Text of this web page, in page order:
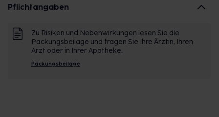
Pflichtangaben
Zu Risiken und Nebenwirkungen lesen Sie die
Packungsbeilage und fragen Sie Ihre Ärztin, Ihren
Arzt oder in Ihrer Apotheke.
Packungsbeilage